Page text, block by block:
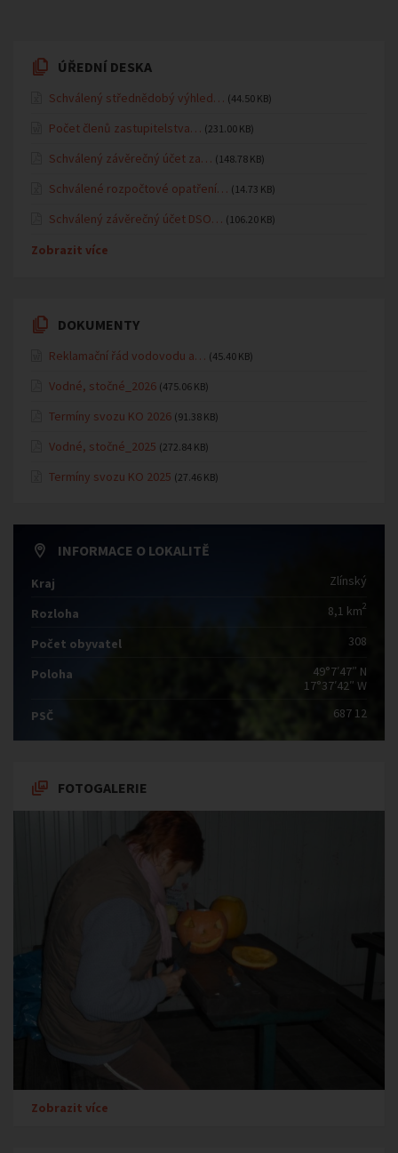
ÚŘEDNÍ DESKA
Schválený střednědobý výhled… (44.50 KB)
Počet členů zastupitelstva… (231.00 KB)
Schválený závěrečný účet za… (148.78 KB)
Schválené rozpočtové opatření… (14.73 KB)
Schválený závěrečný účet DSO… (106.20 KB)
Zobrazit více
DOKUMENTY
Reklamační řád vodovodu a… (45.40 KB)
Vodné, stočné_2026 (475.06 KB)
Termíny svozu KO 2026 (91.38 KB)
Vodné, stočné_2025 (272.84 KB)
Termíny svozu KO 2025 (27.46 KB)
INFORMACE O LOKALITĚ
Kraj Zlínský
Rozloha 8,1 km2
Počet obyvatel 308
Poloha
49°7′47″ N
17°37′42″ W
PSČ
687 12
FOTOGALERIE
Zobrazit více